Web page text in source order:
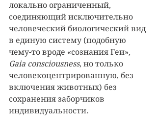
локально ограниченный,
соединяющий исключительно
человеческий биологический вид
в единую систему (подобную
чему-то вроде «сознания Геи»,
Gaia consciousness, но только
человекоцентрированную, без
включения животных) без
сохранения заборчиков
индивидуальности.